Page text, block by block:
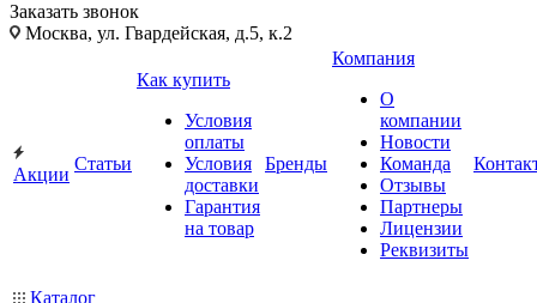
Заказать звонок
Москва, ул. Гвардейская, д.5, к.2
Акции
Статьи
Как купить
Условия
оплаты
Условия
доставки
Гарантия
на товар
Бренды
Компания
О
компании
Новости
Команда
Отзывы
Партнеры
Лицензии
Реквизиты
Каталог